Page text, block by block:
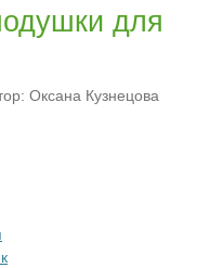
для
Оксана Кузнецова